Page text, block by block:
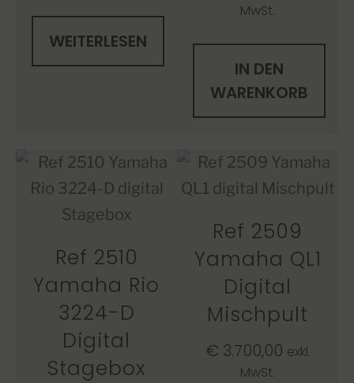
WEITERLESEN
MwSt.
IN DEN
WARENKORB
Ref 2510
Yamaha Rio
3224-D
Digital
Stagebox
Ref 2509
Yamaha QL1
Digital
Mischpult
€ 3.700,00 exkl.
MwSt.